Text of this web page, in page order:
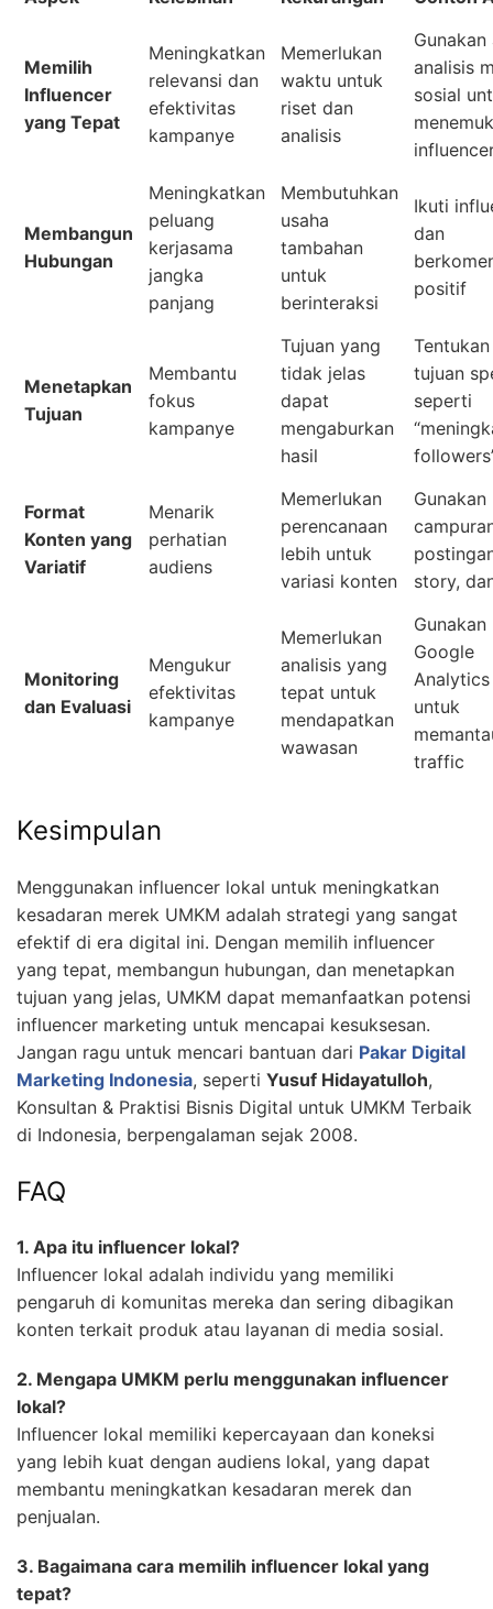
Memilih
Influencer
yang Tepat
Meningkatkan
relevansi dan
efektivitas
kampanye
Memerlukan
waktu untuk
riset dan
analisis
Gunakan
analisis
sosial
Membangun
Hubungan
Meningkatkan
peluang
kerjasama
jangka
panjang
Membutuhkan
usaha
tambahan
untuk
berinteraksi
Ikuti
dan
positif
Menetapkan
Tujuan
Membantu
fokus
kampanye
Tujuan yang
tidak jelas
dapat
mengaburkan
hasil
Tentukan
tujuan
seperti
Format
Konten yang
Variatif
Menarik
perhatian
audiens
Memerlukan
perencanaan
lebih untuk
variasi konten
Gunakan
story,
Monitoring
dan Evaluasi
Mengukur
efektivitas
kampanye
Memerlukan
analisis yang
tepat untuk
mendapatkan
wawasan
Gunakan
Google
Analytics
untuk
traffic
Kesimpulan
Menggunakan influencer lokal untuk meningkatkan
kesadaran merek UMKM adalah strategi yang sangat
efektif di era digital ini. Dengan memilih influencer
yang tepat, membangun hubungan, dan menetapkan
tujuan yang jelas, UMKM dapat memanfaatkan potensi
influencer marketing untuk mencapai kesuksesan.
Jangan ragu untuk mencari bantuan dari Pakar Digital
Marketing Indonesia, seperti Yusuf Hidayatulloh,
Konsultan & Praktisi Bisnis Digital untuk UMKM Terbaik
di Indonesia, berpengalaman sejak 2008.
FAQ
1. Apa itu influencer lokal?
Influencer lokal adalah individu yang memiliki
pengaruh di komunitas mereka dan sering dibagikan
konten terkait produk atau layanan di media sosial.
2. Mengapa UMKM perlu menggunakan influencer
lokal?
Influencer lokal memiliki kepercayaan dan koneksi
yang lebih kuat dengan audiens lokal, yang dapat
membantu meningkatkan kesadaran merek dan
penjualan.
3. Bagaimana cara memilih influencer lokal yang
tepat?